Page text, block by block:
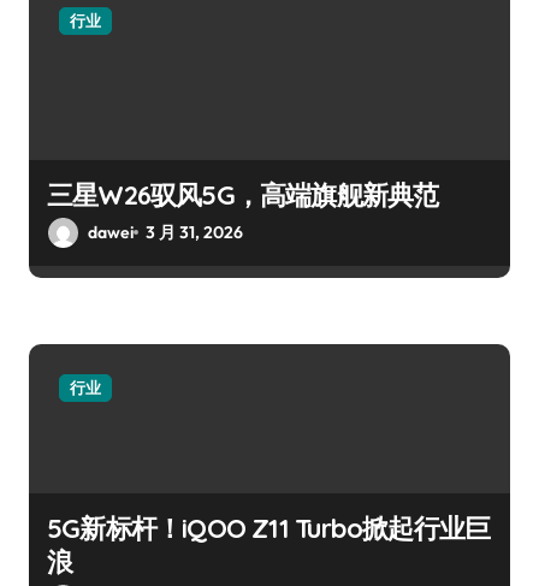
行业
三星W26驭风5G，高端旗舰新典范
dawei 3 月 31, 2026
行业
5G新标杆！iQOO Z11 Turbo掀起行业巨
浪